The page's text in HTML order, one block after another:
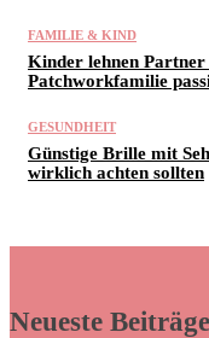
FAMILIE & KIND
Kinder lehnen Partner
Patchworkfamilie
GESUNDHEIT
Günstige Brille mit
wirklich achten sollten
Neueste Beiträge